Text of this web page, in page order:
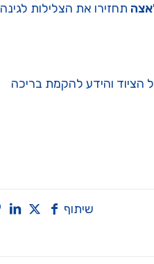
תחזירו את הצלילות לגינה
הציוד והידע להקמת בריכה
שיתוף